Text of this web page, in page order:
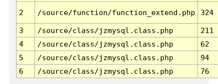
2 /source/function/function_extend.php 324
3 /source/class/jzmysql.class.php
211
4
/source/class/jzmysql.class.php
62
5
/source/class/jzmysql.class.php
94
6
/source/class/jzmysql.class.php 76